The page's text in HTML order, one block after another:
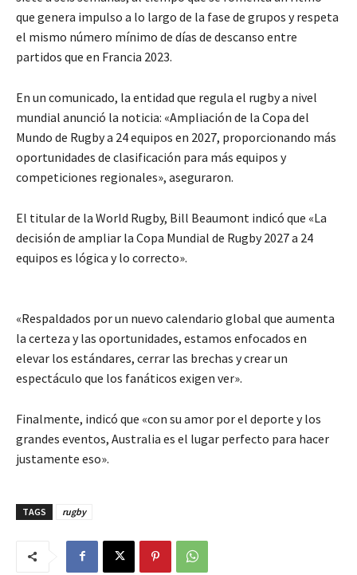
que genera impulso a lo largo de la fase de grupos y respeta
el mismo número mínimo de días de descanso entre
partidos que en Francia 2023.
En un comunicado, la entidad que regula el rugby a nivel
mundial anunció la noticia: «Ampliación de la Copa del
Mundo de Rugby a 24 equipos en 2027, proporcionando más
oportunidades de clasificación para más equipos y
competiciones regionales», aseguraron.
El titular de la World Rugby, Bill Beaumont indicó que «La
decisión de ampliar la Copa Mundial de Rugby 2027 a 24
equipos es lógica y lo correcto».
«Respaldados por un nuevo calendario global que aumenta
la certeza y las oportunidades, estamos enfocados en
elevar los estándares, cerrar las brechas y crear un
espectáculo que los fanáticos exigen ver».
Finalmente, indicó que «con su amor por el deporte y los
grandes eventos, Australia es el lugar perfecto para hacer
justamente eso».
TAGS rugby